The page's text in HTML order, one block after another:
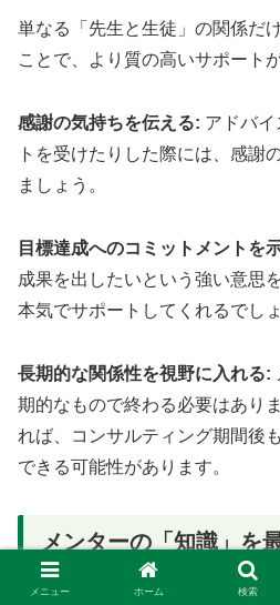
単なる「先生と生徒」の関係だ
ことで、より質の高いサポート
感謝の気持ちを伝える: アドバ
トを受けたりした際には、感謝
ましょう。
目標達成へのコミットメントを
成果を出したいという強い意思
本気でサポートしてくれるでしょ
長期的な関係性を視野に入れる:
期的なもので終わる必要はあり
れば、コンサルティング期間後
できる可能性があります。
メンターの「知識」を
アフィリエイト成功へ
メニュー ホーム 検索